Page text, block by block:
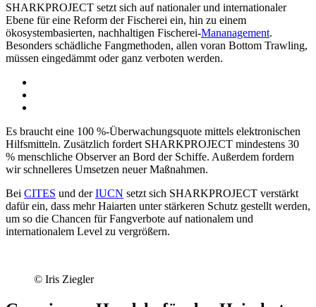
SHARKPROJECT setzt sich auf nationaler und internationaler
Ebene für eine Reform der Fischerei ein, hin zu einem
ökosystembasierten, nachhaltigen Fischerei-Mananagement.
Besonders schädliche Fangmethoden, allen voran Bottom Trawling,
müssen eingedämmt oder ganz verboten werden.
Es braucht eine 100 %-Überwachungsquote mittels elektronischen
Hilfsmitteln. Zusätzlich fordert SHARKPROJECT mindestens 30
% menschliche Observer an Bord der Schiffe. Außerdem fordern
wir schnelleres Umsetzen neuer Maßnahmen.
Bei CITES und derIUCN setzt sich SHARKPROJECT verstärkt
dafür ein, dass mehr Haiarten unter stärkeren Schutz gestellt werden,
um so die Chancen für Fangverbote auf nationalem und
internationalem Level zu vergrößern.
© Iris Ziegler